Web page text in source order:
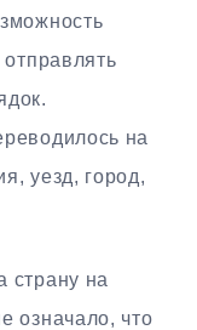
на
уезд, город,
страну на
означало, что